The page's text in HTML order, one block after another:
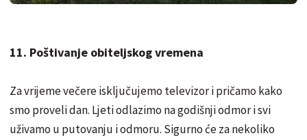
11. Poštivanje obiteljskog vremena
Za vrijeme večere isključujemo televizor i pričamo kako
smo proveli dan. Ljeti odlazimo na godišnji odmor i svi
uživamo u putovanju i odmoru. Sigurno će za nekoliko